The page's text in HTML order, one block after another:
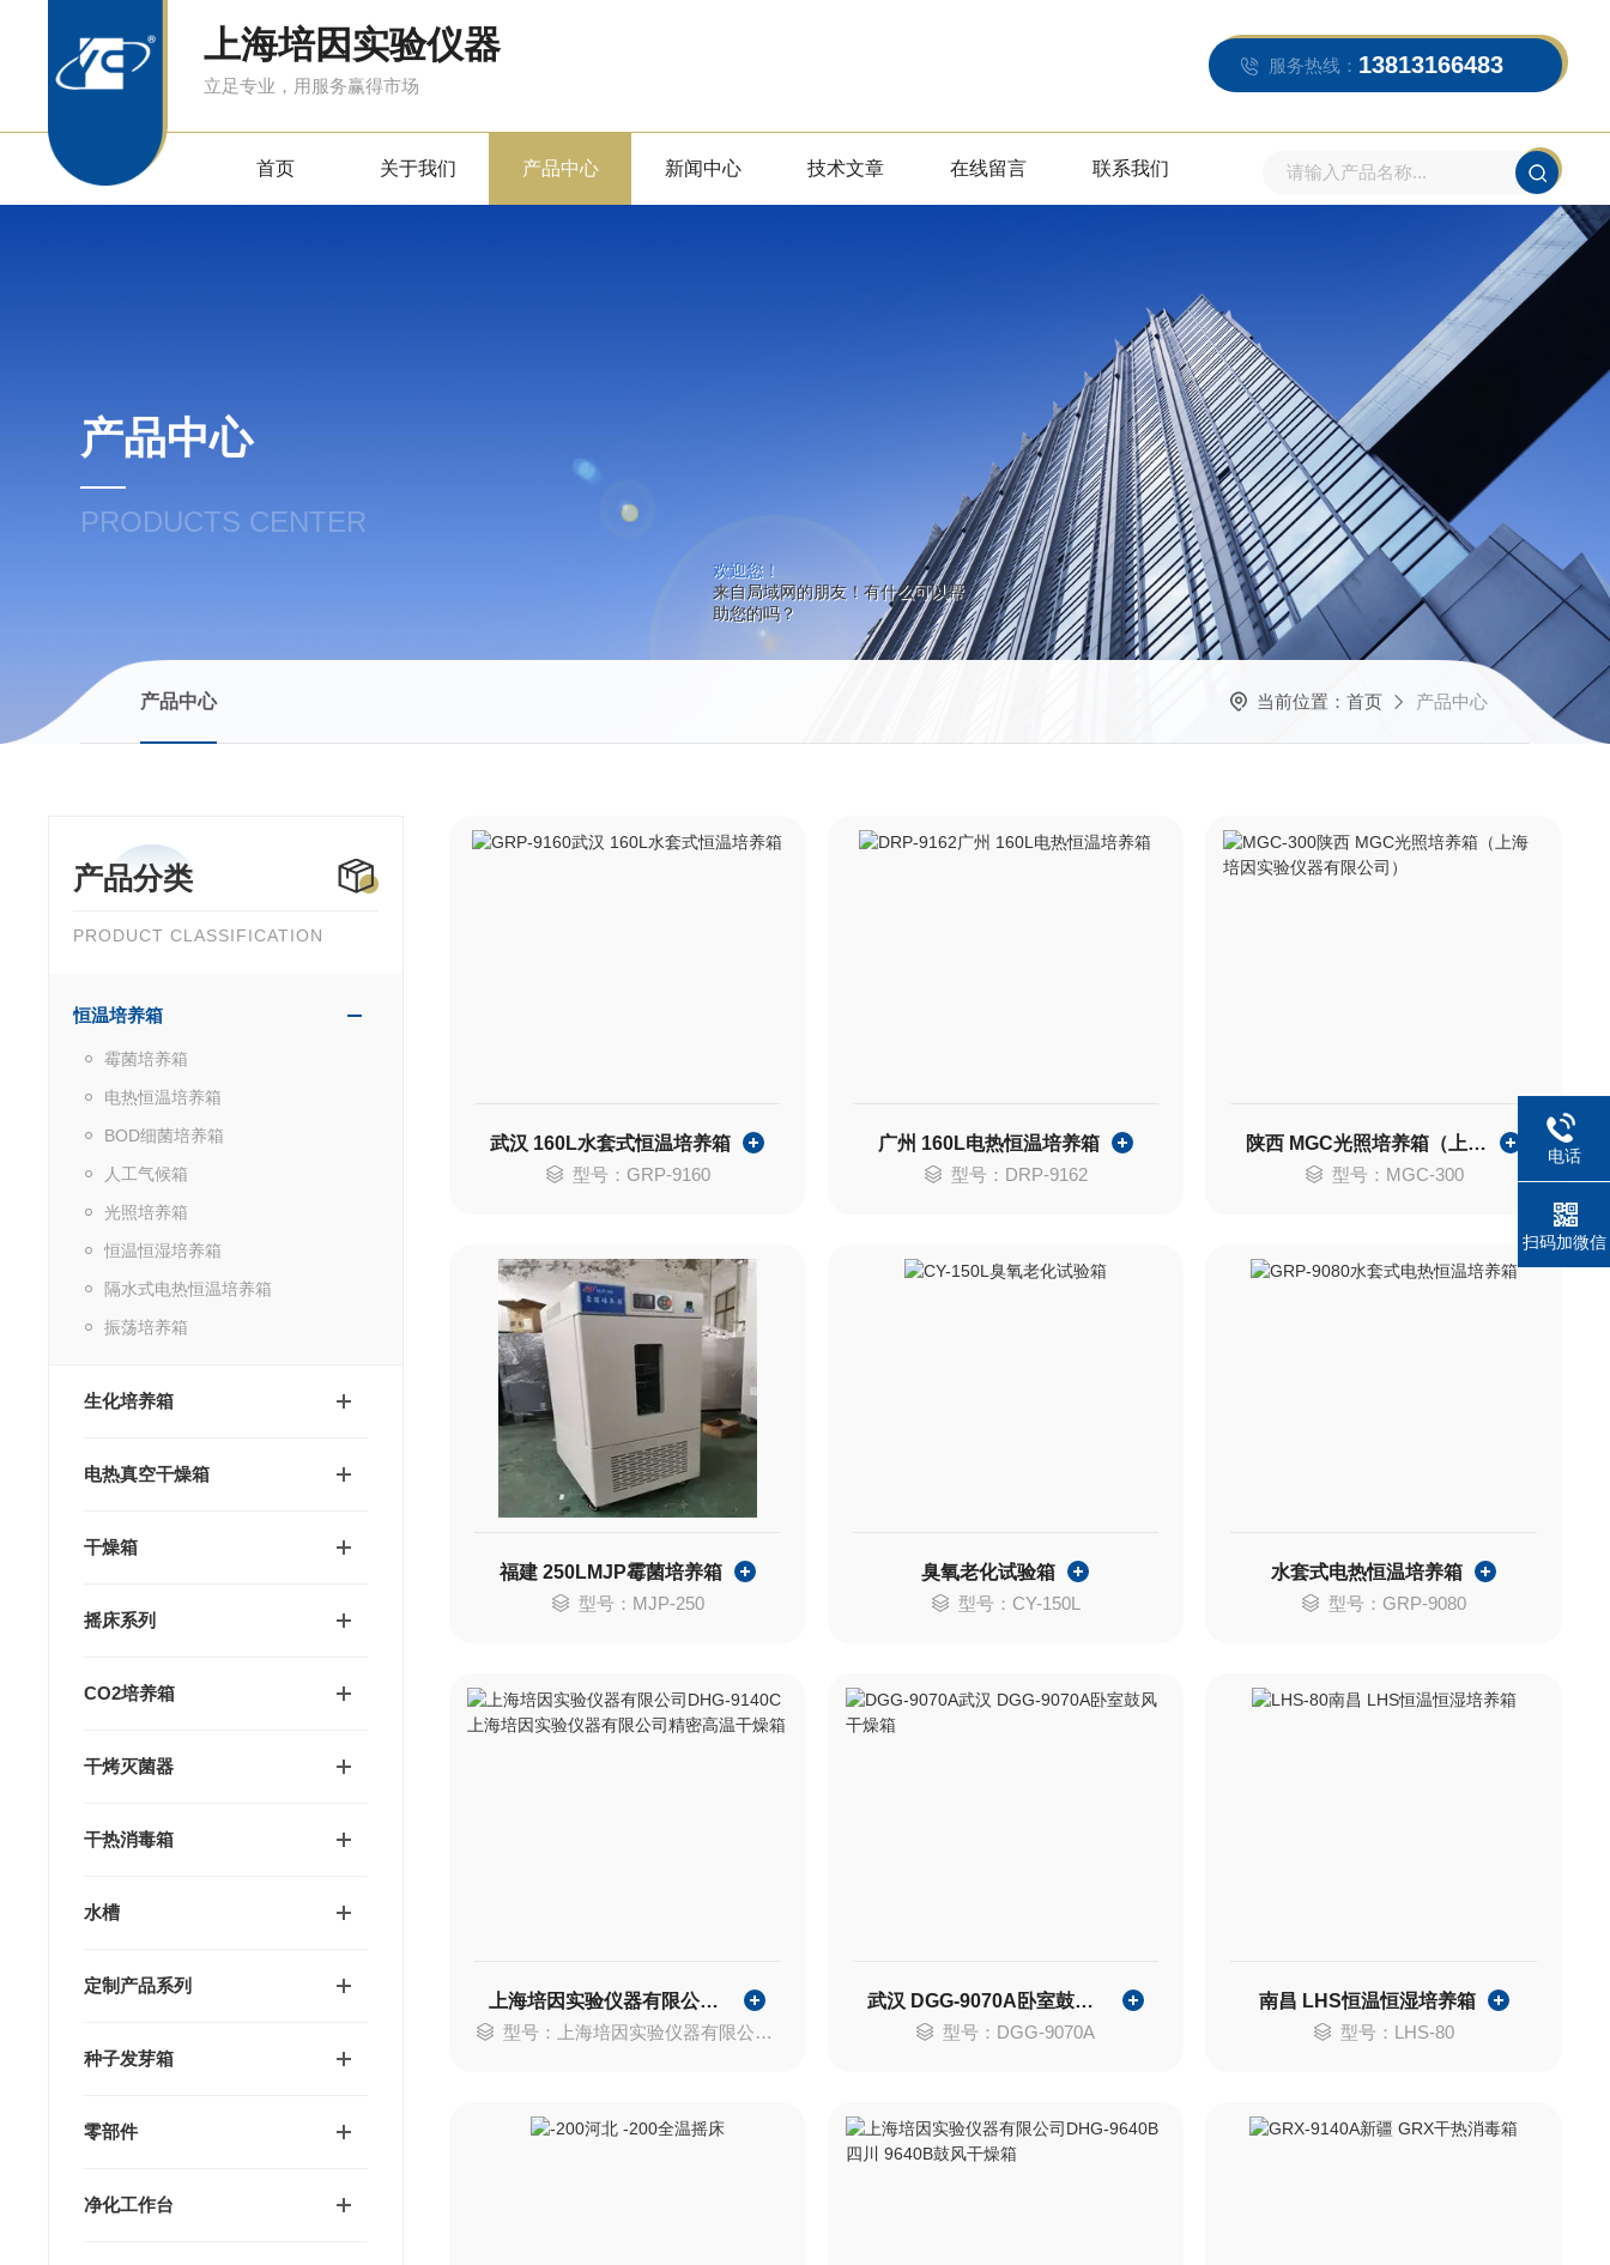
欢迎您！
来自局域网的朋友！有什么可以帮
助您的吗？
上海培因实验仪器
立足专业，用服务赢得市场
服务热线： 13813166483
首页 关于我们 产品中心 新闻中心 技术文章 在线留言 联系我们
产品中心
PRODUCTS CENTER
产品中心 当前位置： 首页 产品中心
产品分类
PRODUCT CLASSIFICATION
恒温培养箱
霉菌培养箱
电热恒温培养箱
BOD细菌培养箱
人工气候箱
光照培养箱
恒温恒湿培养箱
隔水式电热恒温培养箱
振荡培养箱
生化培养箱
电热真空干燥箱
干燥箱
摇床系列
CO2培养箱
干烤灭菌器
干热消毒箱
水槽
定制产品系列
种子发芽箱
零部件
净化工作台
武汉 160L水套式恒温培养箱
型号：GRP-9160
广州 160L电热恒温培养箱
型号：DRP-9162
陕西 MGC光照培养箱（上海培因实验仪器有限公司）
型号：MGC-300
福建 250LMJP霉菌培养箱
型号：MJP-250
臭氧老化试验箱
型号：CY-150L
水套式电热恒温培养箱
型号：GRP-9080
上海培因实验仪器有限公司精密高温干燥箱
型号：上海培因实验仪器有限公司DHG-9140C
武汉 DGG-9070A卧室鼓风干燥箱
型号：DGG-9070A
南昌 LHS恒温恒湿培养箱
型号：LHS-80
电话
扫码加微信